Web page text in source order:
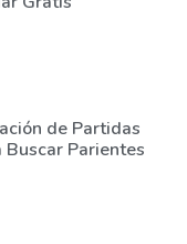
de Partidas
Parientes